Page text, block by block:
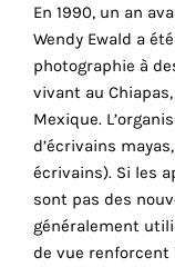
En 1990, un an
Wendy Ewald a
photographie à
vivant au
Mexique.
d’écrivains
écrivains). Si les
sont pas des
généralement
de vue
fonctionnels
Ce
paramètre
est
obligatoire
et ne peut
être
désactivé.
cookies